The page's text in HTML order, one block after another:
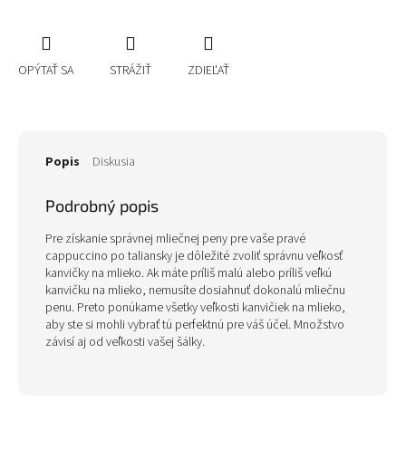
OPÝTAŤ SA STRÁŽIŤ ZDIEĽAŤ
Popis Diskusia
Podrobný popis
Pre získanie správnej mliečnej peny pre vaše pravé
cappuccino po taliansky je dôležité zvoliť správnu veľkosť
kanvičky na mlieko. Ak máte príliš malú alebo príliš veľkú
kanvičku na mlieko, nemusíte dosiahnuť dokonalú mliečnu
penu. Preto ponúkame všetky veľkosti kanvičiek na mlieko,
aby ste si mohli vybrať tú perfektnú pre váš účel. Množstvo
závisí aj od veľkosti vašej šálky.